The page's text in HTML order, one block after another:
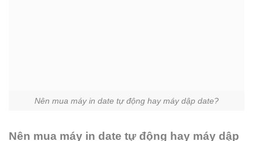
Nên mua máy in date tự động hay máy dập date?
Nên mua máy in date tự động hay máy dập